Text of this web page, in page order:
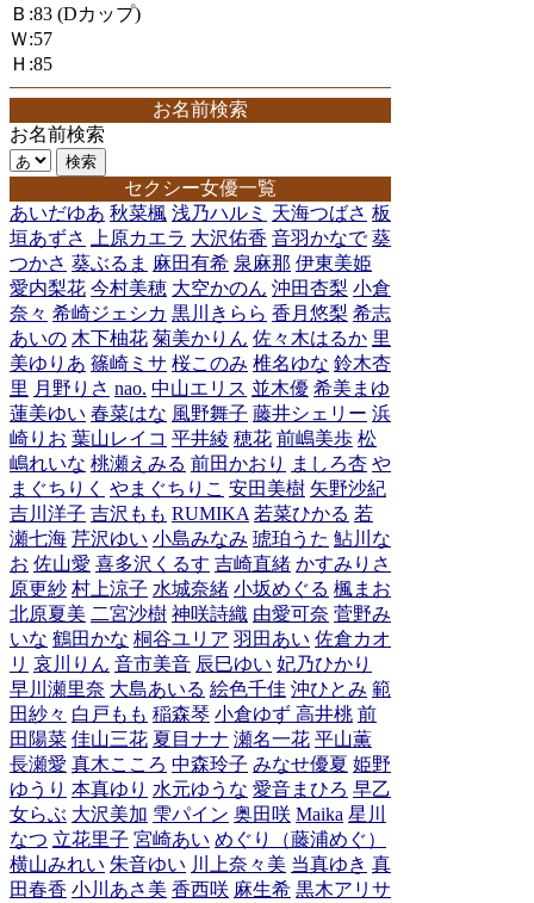
Ｂ:83 (Dカップ)
Ｗ:57
Ｈ:85
お名前検索
お名前検索
セクシー女優一覧
あいだゆあ 秋菜楓 浅乃ハルミ 天海つばさ 板
垣あずさ
上原カエラ 大沢佑香 音羽かなで 葵
つかさ 葵ぶるま 麻田有希 泉麻那 伊東美姫
愛内梨花 今村美穂 大空かのん 沖田杏梨 小倉
奈々 希崎ジェシカ 黒川きらら 香月悠梨 希志
あいの 木下柚花 菊美かりん 佐々木はるか 里
美ゆりあ 篠崎ミサ 桜このみ 椎名ゆな 鈴木杏
里 月野りさ nao. 中山エリス 並木優 希美まゆ
蓮美ゆい 春菜はな 風野舞子 藤井シェリー 浜
崎りお 葉山レイコ 平井綾 穂花 前嶋美歩 松
嶋れいな 桃瀬えみる 前田かおり ましろ杏 や
まぐちりく やまぐちりこ 安田美樹 矢野沙紀
吉川洋子 吉沢もも RUMIKA 若菜ひかる 若
瀬七海 芹沢ゆい 小島みなみ 琥珀うた 鮎川な
お 佐山愛 喜多沢くるす 吉崎直緒 かすみりさ
原更紗 村上涼子 水城奈緒 小坂めぐる 楓まお
北原夏美 二宮沙樹 神咲詩織 由愛可奈 菅野み
いな 鶴田かな 桐谷ユリア 羽田あい 佐倉カオ
リ 哀川りん 音市美音 辰巳ゆい 妃乃ひかり
早川瀬里奈 大島あいる 絵色千佳 沖ひとみ 範
田紗々 白戸もも 稲森琴 小倉ゆず 高井桃 前
田陽菜 佳山三花 夏目ナナ 瀬名一花 平山薫
長瀬愛 真木こころ 中森玲子 みなせ優夏 姫野
ゆうり 本真ゆり 水元ゆうな 愛音まひろ 早乙
女らぶ 大沢美加 雫パイン 奥田咲 Maika 星川
なつ 立花里子 宮崎あい めぐり（藤浦めぐ）
横山みれい 朱音ゆい 川上奈々美 当真ゆき 真
田春香 小川あさ美 香西咲 麻生希 黒木アリサ